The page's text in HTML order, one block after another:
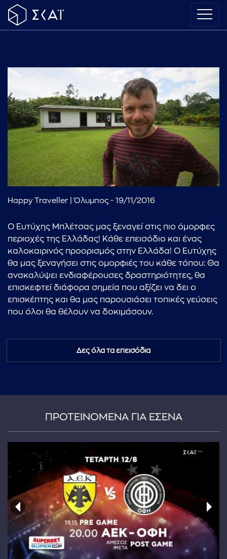
...πληκτρολογήστε κείμενο προς αναζήτηση
Happy Traveller | Όλυμπος - 19/11/2016
Ο Ευτύχης Μπλέτσας μας ξεναγεί στις πιο όμορφες
περιοχές της Ελλάδας! Κάθε επεισόδιο και ένας
καλοκαιρινός προορισμός στην Ελλάδα! Ο Ευτύχης
θα μας ξεναγήσει στις ομορφιές του κάθε τόπου: Θα
ανακαλύψει ενδιαφέρουσες δραστηριότητες, θα
επισκεφτεί διάφορα σημεία που αξίζει να δει ο
επισκέπτης και θα μας παρουσιάσει τοπικές γεύσεις
που όλοι θα θέλουν να δοκιμάσουν.
Δες όλα τα επεισόδια
ΠΡΟΤΕΙΝΟΜΕΝΑ ΓΙΑ ΕΣΕΝΑ